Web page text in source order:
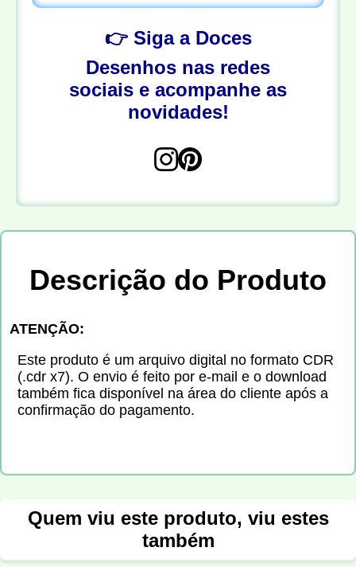
👉 Siga a Doces
Desenhos nas redes
sociais e acompanhe as
novidades!
Descrição do Produto
ATENÇÃO:
Este produto é um arquivo digital no formato CDR
(.cdr x7). O envio é feito por e-mail e o download
também fica disponível na área do cliente após a
confirmação do pagamento.
Quem viu este produto, viu estes
também